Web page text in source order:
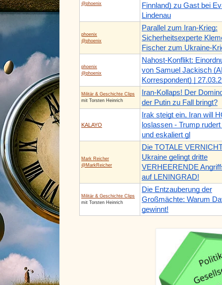
@phoenix
Finnland) zu Gast bei
Lindenau
phoenix
@phoenix
Parallel zum Iran-Krieg:
Sicherheitsexperte
Fischer zum Ukraine-
phoenix
@phoenix
Nahost-Konflikt:
von Samuel Jackisch
Korrespondent) |
Militär & Geschichte Clips
mit Torsten Heinrich
Iran-Kollaps! Der
der Putin zu Fall bringt?
KALAYO
Irak steigt ein, Iran will
loslassen - Trump
und eskaliert gl
Mark Reicher
@MarkReicher
Die TOTALE
Ukraine gelingt dritte
VERHEERENDE
auf LENINGRAD!
Militär & Geschichte Clips
mit Torsten Heinrich
Die Entzauberung der
Großmächte: Warum
gewinnt!